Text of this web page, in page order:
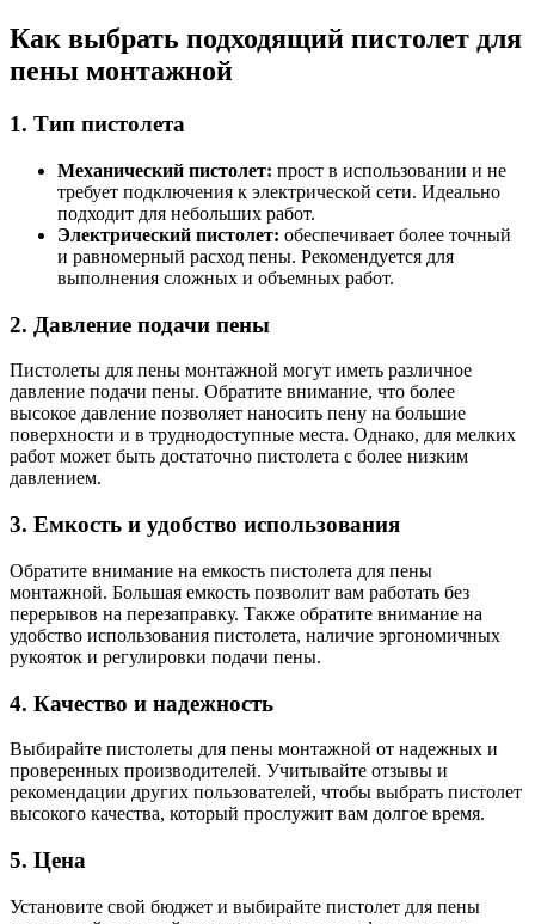
Как выбрать подходящий пистолет для
пены монтажной
1. Тип пистолета
Механический пистолет: прост в использовании и не
требует подключения к электрической сети. Идеально
подходит для небольших работ.
Электрический пистолет: обеспечивает более точный
и равномерный расход пены. Рекомендуется для
выполнения сложных и объемных работ.
2. Давление подачи пены
Пистолеты для пены монтажной могут иметь различное
давление подачи пены. Обратите внимание, что более
высокое давление позволяет наносить пену на большие
поверхности и в труднодоступные места. Однако, для мелких
работ может быть достаточно пистолета с более низким
давлением.
3. Емкость и удобство использования
Обратите внимание на емкость пистолета для пены
монтажной. Большая емкость позволит вам работать без
перерывов на перезаправку. Также обратите внимание на
удобство использования пистолета, наличие эргономичных
рукояток и регулировки подачи пены.
4. Качество и надежность
Выбирайте пистолеты для пены монтажной от надежных и
проверенных производителей. Учитывайте отзывы и
рекомендации других пользователей, чтобы выбрать пистолет
высокого качества, который прослужит вам долгое время.
5. Цена
Установите свой бюджет и выбирайте пистолет для пены